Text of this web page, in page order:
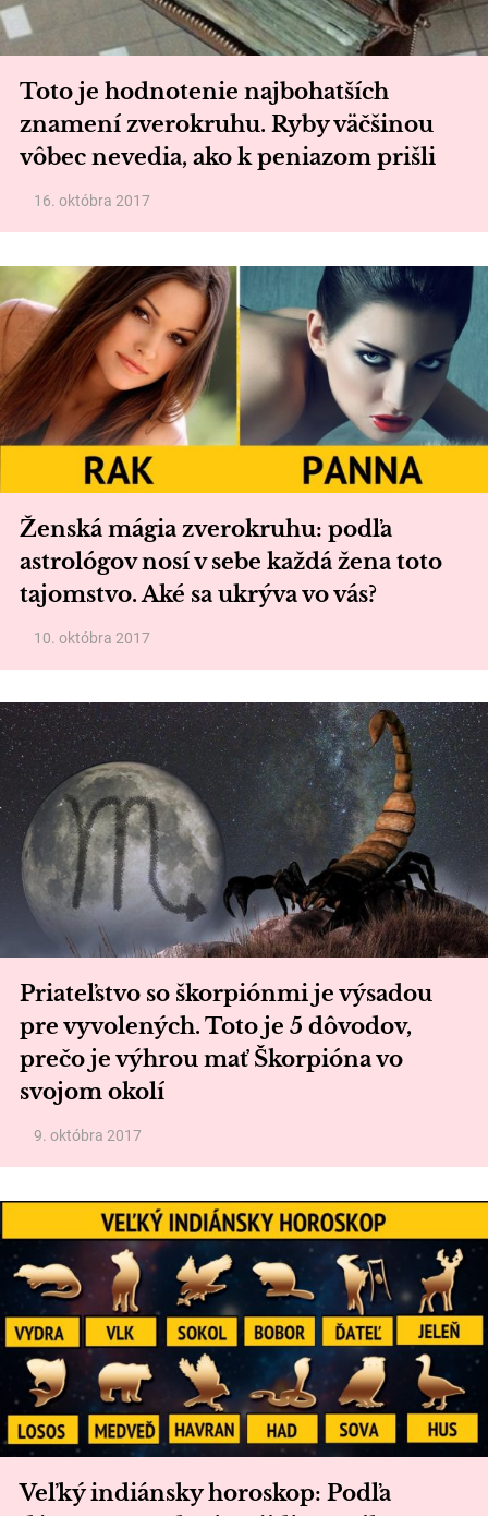
Toto je hodnotenie najbohatších
znamení zverokruhu. Ryby väčšinou
vôbec nevedia, ako k peniazom prišli
16. októbra 2017
Ženská mágia zverokruhu: podľa
astrológov nosí v sebe každá žena toto
tajomstvo. Aké sa ukrýva vo vás?
10. októbra 2017
Priateľstvo so škorpiónmi je výsadou
pre vyvolených. Toto je 5 dôvodov,
prečo je výhrou mať Škorpióna vo
svojom okolí
9. októbra 2017
Veľký indiánsky horoskop: Podľa